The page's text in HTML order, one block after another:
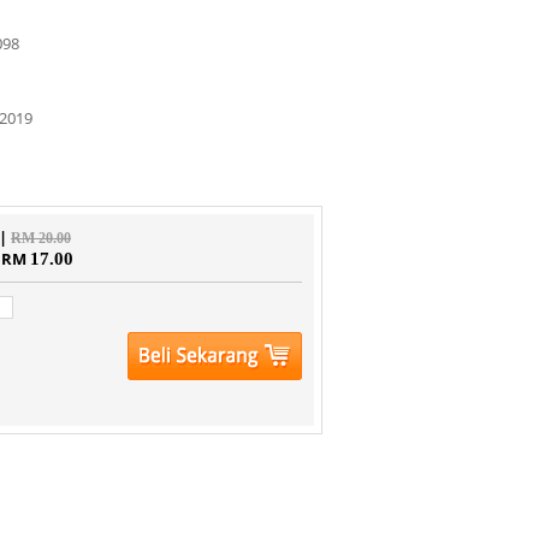
RM 20.00
17.00